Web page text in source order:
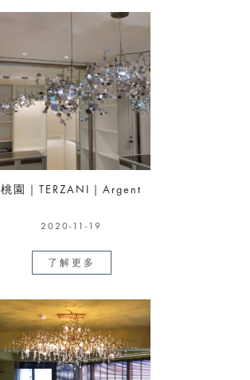
桃園｜TERZANI｜Argent
2020-11-19
了解更多